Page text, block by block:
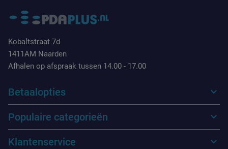
Kobaltstraat 7d
1411AM Naarden
Afhalen op afspraak tussen 14.00 - 17.00
Betaalopties
Populaire categorieën
Klantenservice